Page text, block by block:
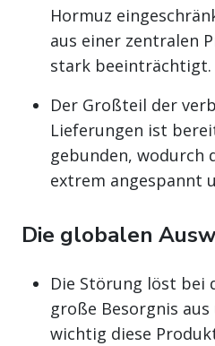
Hormuz
aus einer zentralen
stark beeinträchtigt.
Der Großteil der
Lieferungen ist
gebunden, wodurch
extrem angespannt
Die globalen
Die Störung löst bei
große Besorgnis
wichtig diese